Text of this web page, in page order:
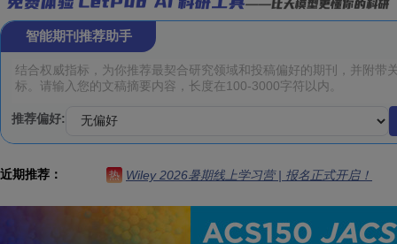
智能期刊推荐助手
推荐偏好:
近期推荐： 热 Wiley 2026暑期线上学习营 | 报名正式开启！